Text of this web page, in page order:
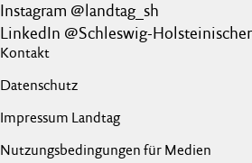
Instagram @landtag_sh
LinkedIn @Schleswig-
Kontakt
Datenschutz
Impressum Landtag
Nutzungsbedingungen für Medien